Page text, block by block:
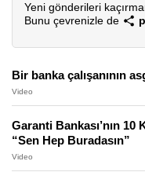
Yeni gönderileri
Bunu çevrenizle de
Bir banka çalışanının
Video
Garanti Bankası’nın 10
“Sen Hep Buradasın”
Video